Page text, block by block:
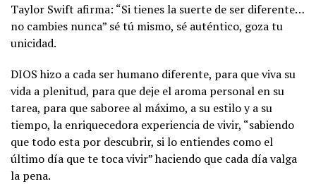
Taylor Swift afirma: “Si tienes la suerte de ser diferente…
no cambies nunca” sé tú mismo, sé auténtico, goza tu
unicidad.
DIOS hizo a cada ser humano diferente, para que viva su
vida a plenitud, para que deje el aroma personal en su
tarea, para que saboree al máximo, a su estilo y a su
tiempo, la enriquecedora experiencia de vivir, “sabiendo
que todo esta por descubrir, si lo entiendes como el
último día que te toca vivir” haciendo que cada día valga
la pena.